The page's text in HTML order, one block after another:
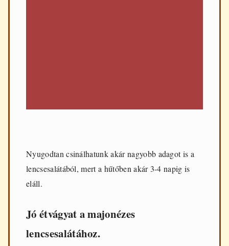
Nyugodtan csinálhatunk akár nagyobb adagot is a
lencsesalátából, mert a hűtőben akár 3-4 napig is
eláll.
Jó étvágyat a majonézes
lencsesalátához.